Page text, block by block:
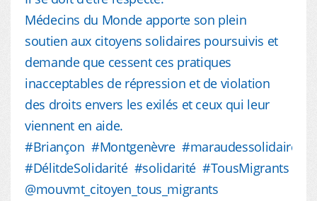
Médecins du Monde apporte son plein
soutien aux citoyens solidaires poursuivis et
demande que cessent ces pratiques
inacceptables de répression et de violation
des droits envers les exilés et ceux qui leur
viennent en aide.
#Briançon #Montgenèvre #maraudessolidaires
#DélitdeSolidarité #solidarité #TousMigrants
@mouvmt_citoyen_tous_migrants